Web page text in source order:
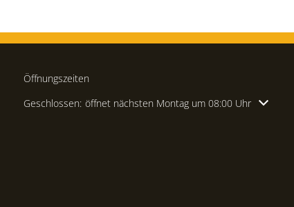
Öffnungszeiten
Klicken, um weitere Öffnungs- oder Schließzeiten auszublenden
Geschlossen: öffnet nächsten Montag um 08:00 Uhr